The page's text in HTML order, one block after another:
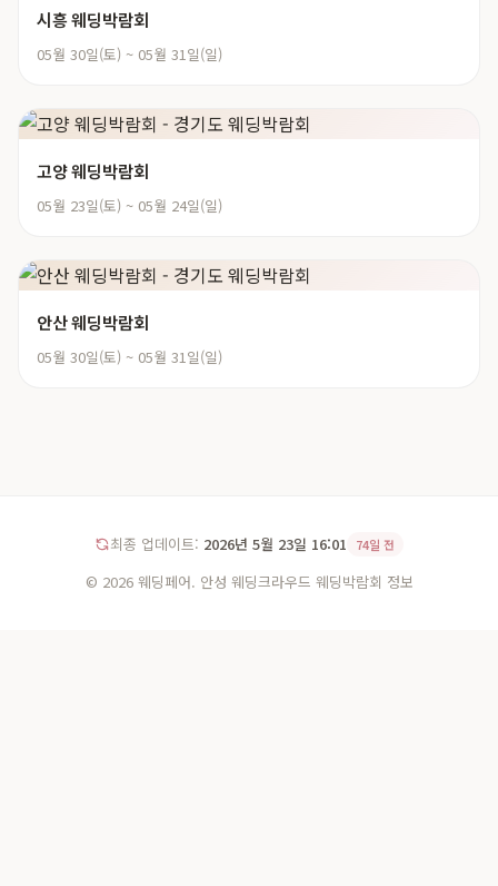
시흥 웨딩박람회
05월 30일(토) ~ 05월 31일(일)
고양 웨딩박람회
05월 23일(토) ~ 05월 24일(일)
안산 웨딩박람회
05월 30일(토) ~ 05월 31일(일)
최종 업데이트: 2026년 5월 23일 16:01 74일 전
© 2026 웨딩페어. 안성 웨딩크라우드 웨딩박람회 정보